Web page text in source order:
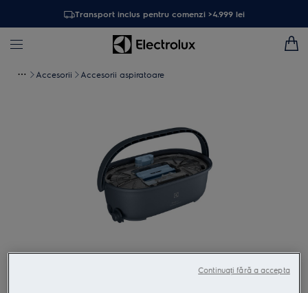
Transport inclus pentru comenzi >4.999 lei
Accesorii Accesorii aspiratoare
Continuați fără a accepta